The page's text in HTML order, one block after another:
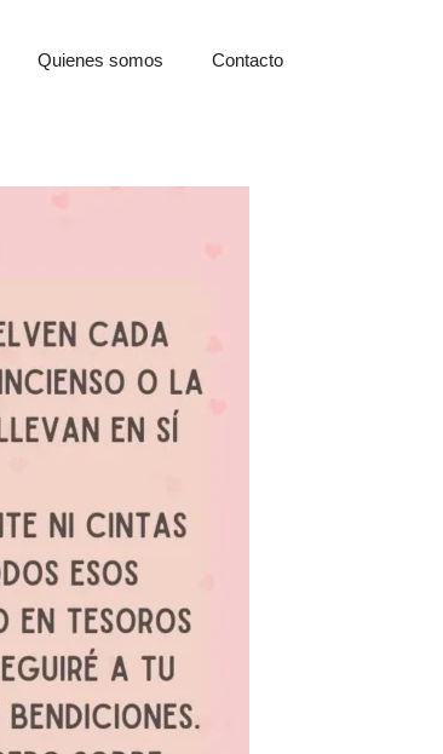
Quienes somos Contacto